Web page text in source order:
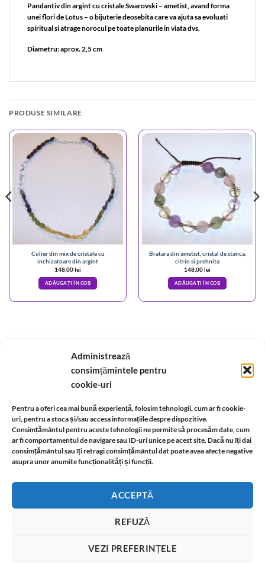
Administrează
consimțămintele pentru
cookie-uri
Pentru a oferi cea mai bună experiență, folosim tehnologii, cum ar fi cookie-
uri, pentru a stoca și/sau accesa informațiile despre dispozitive.
Consimțământul pentru aceste tehnologii ne permite să procesăm date, cum
ar fi comportamentul de navigare sau ID-uri unice pe acest site. Dacă nu îți dai
consimțământul sau îți retragi consimțământul dat poate avea afecte negative
asupra unor anumite funcționalități și funcții.
ACCEPTĂ
REFUZĂ
VEZI PREFERINȚELE
Pandantiv din argint cu cristale Swarovski – ametist, avand forma
unei flori de Lotus – o bijuterie deosebita care va ajuta sa evoluati
spiritual si atrage norocul pe toate planurile in viata dvs.
Diametru: aprox. 2,5 cm
PRODUSE SIMILARE
Colier din mix de cristale cu
inchizatoare din argint
148,00lei
ADĂUGAȚI ÎN COȘ
Bratara din ametist, cristal de stanca,
citrin si prehnita
148,00lei
ADĂUGAȚI ÎN COȘ
reteaua astromagie- Termeni de utilizare
-Despre cookie-uri-Reclamații și retur
Livrare si plata-Politica de rezolvare a reclamatiilor-Reciclare
Identificare firma Retragere din contract